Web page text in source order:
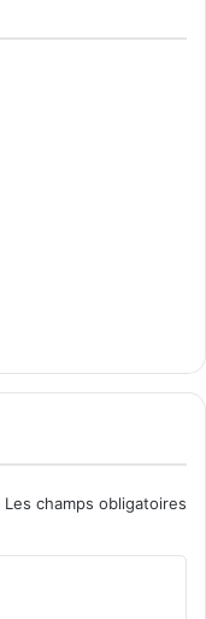
Les champs obligatoires